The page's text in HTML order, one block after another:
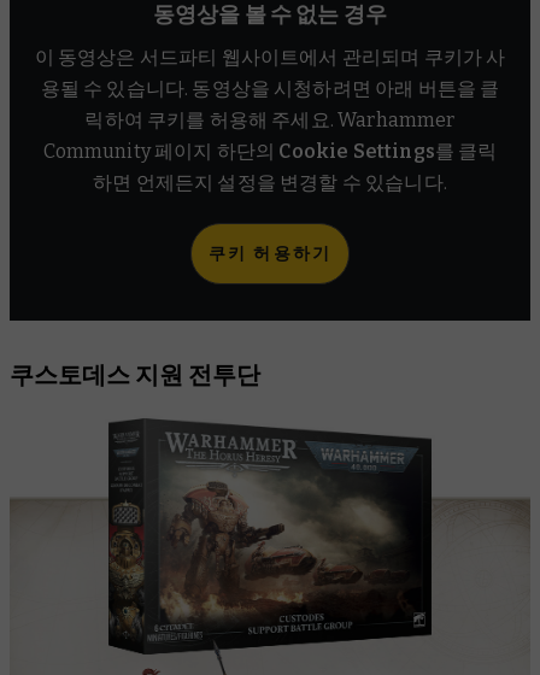
동영상을 볼 수 없는 경우
이 동영상은 서드파티 웹사이트에서 관리되며 쿠키가 사
용될 수 있습니다. 동영상을 시청하려면 아래 버튼을 클
릭하여 쿠키를 허용해 주세요. Warhammer
Community 페이지 하단의 Cookie Settings를 클릭
하면 언제든지 설정을 변경할 수 있습니다.
쿠키 허용하기
쿠스토데스 지원 전투단